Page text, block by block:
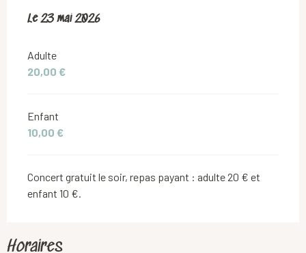
Le23 mai 2026
Le23 mai 2026
Adulte
20,00 €
Enfant
10,00 €
Concert gratuit le soir, repas payant : adulte 20 € et
enfant 10 €.
Horaires